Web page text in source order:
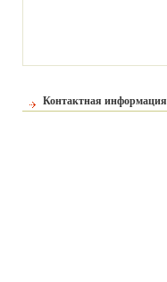
Контактная информация